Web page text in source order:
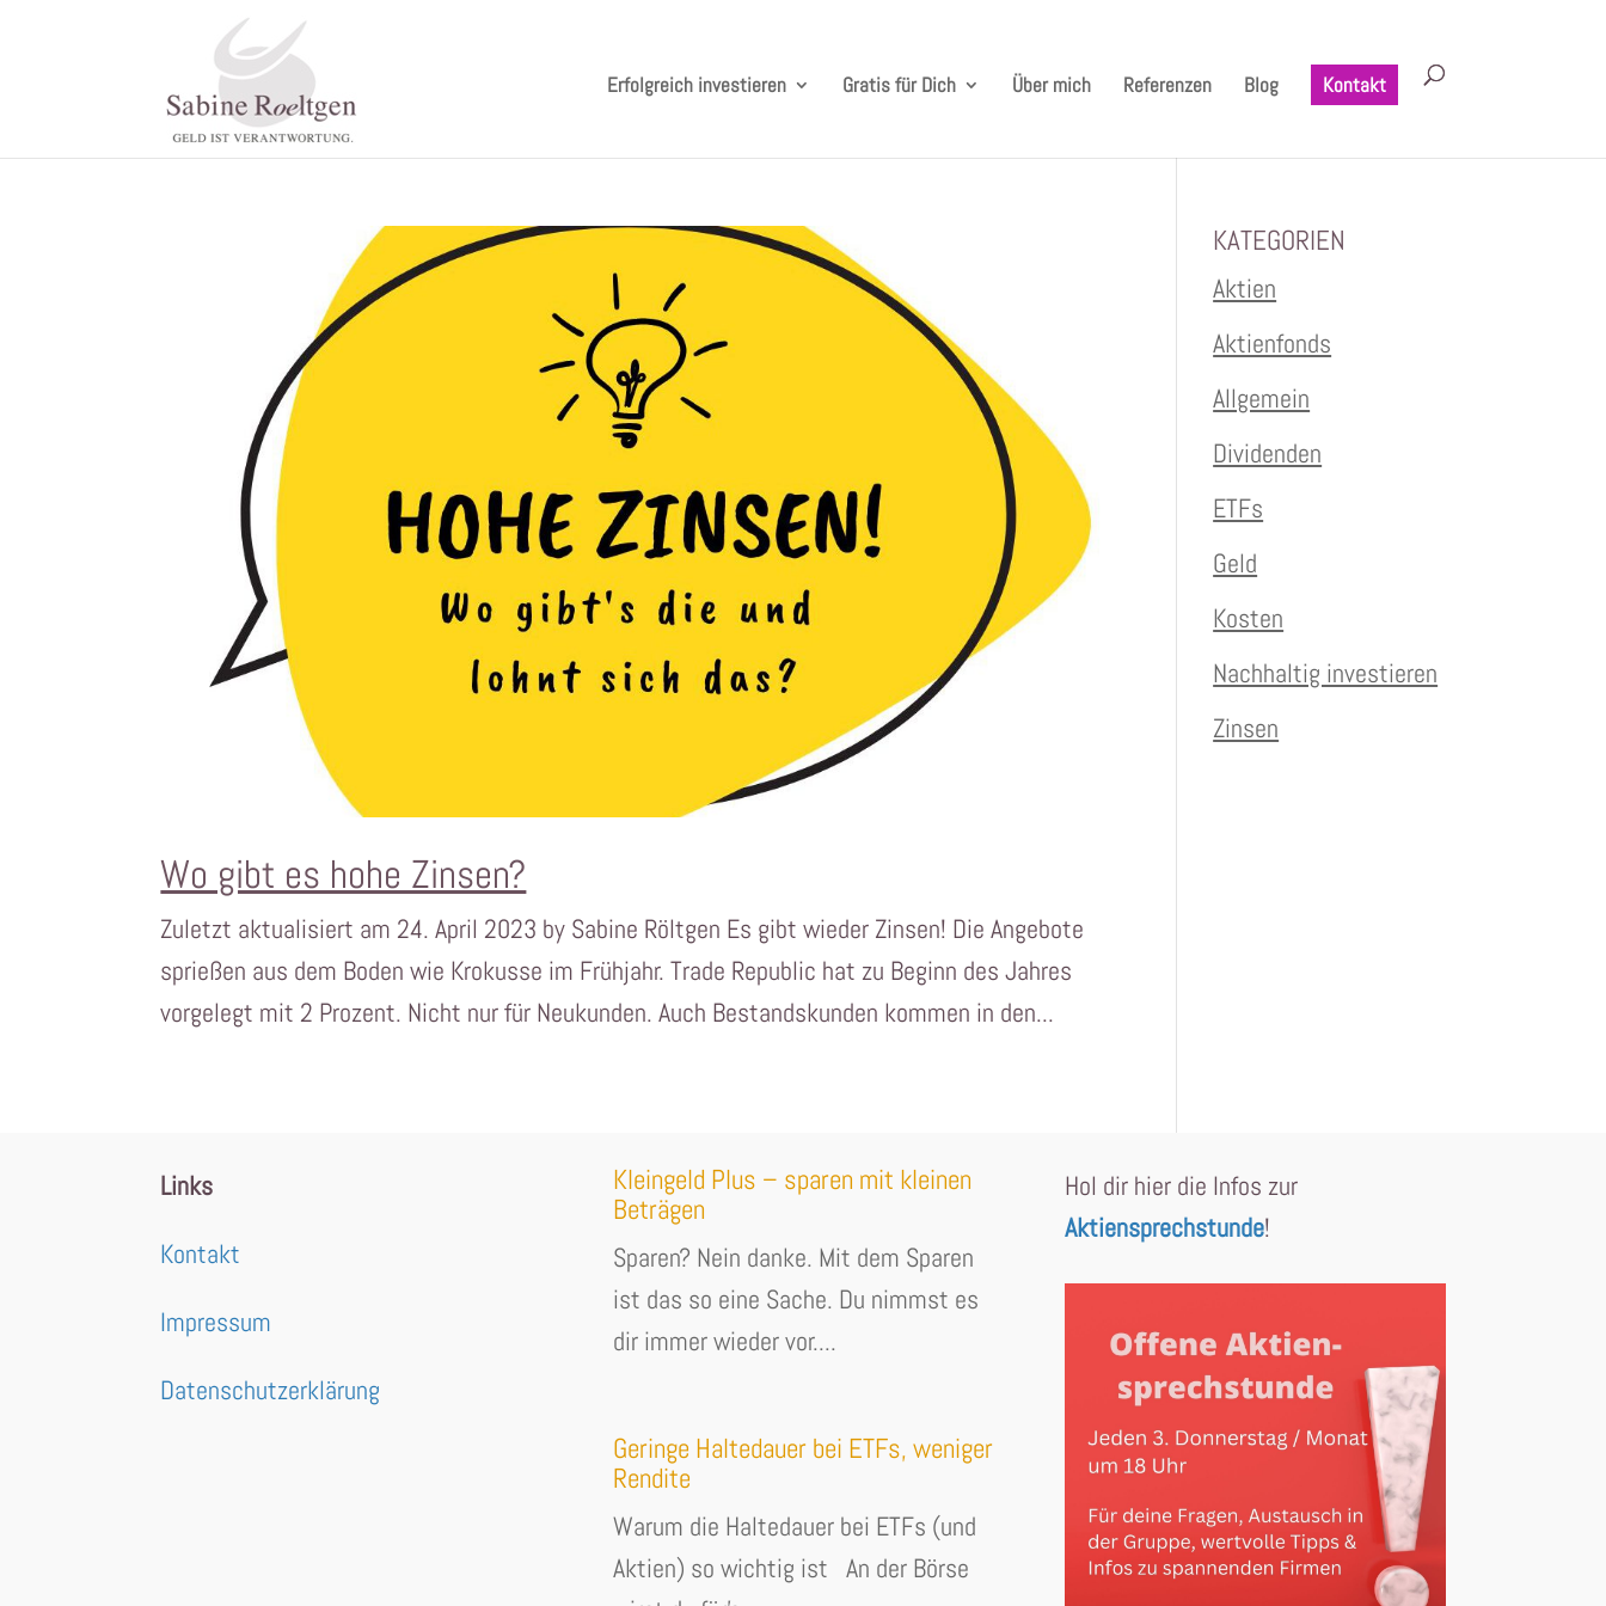
Erfolgreich investieren Gratis für Dich Über mich Referenzen Blog Kontakt
Wo gibt es hohe Zinsen?
Zuletzt aktualisiert am 24. April 2023 by Sabine Röltgen Es gibt wieder Zinsen! Die Angebote
sprießen aus dem Boden wie Krokusse im Frühjahr. Trade Republic hat zu Beginn des Jahres
vorgelegt mit 2 Prozent. Nicht nur für Neukunden. Auch Bestandskunden kommen in den...
KATEGORIEN
Aktien
Aktienfonds
Allgemein
Dividenden
ETFs
Geld
Kosten
Nachhaltig investieren
Zinsen
Links
Kontakt
Impressum
Datenschutzerklärung
Kleingeld Plus – sparen mit kleinen
Beträgen
Sparen? Nein danke. Mit dem Sparen
ist das so eine Sache. Du nimmst es
dir immer wieder vor....
Geringe Haltedauer bei ETFs, weniger
Rendite
Warum die Haltedauer bei ETFs (und
Aktien) so wichtig ist An der Börse
Hol dir hier die Infos zur
Aktiensprechstunde!